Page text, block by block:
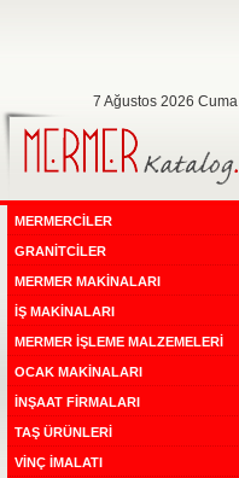
7 Ağustos 2026 Cuma
MERMERCİLER
GRANİTCİLER
MERMER MAKİNALARI
İŞ MAKİNALARI
MERMER İŞLEME MALZEMELERİ
OCAK MAKİNALARI
İNŞAAT FİRMALARI
TAŞ ÜRÜNLERİ
VİNÇ İMALATI